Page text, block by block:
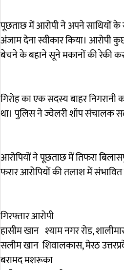
पूछताछ में आरोपी ने अपने साथियों के
अंजाम देना स्वीकार किया। आरोपी
बेचने के बहाने सूने मकानों की रेकी
गिरोह का एक सदस्य बाहर
था। पुलिस ने ज्वेलरी शॉप संचालक
आरोपियों ने पूछताछ में तिफरा
फरार आरोपियों की तलाश में संभावित
गिरफ्तार आरोपी
हासीम खान श्याम नगर रोड,
सलीम खान शिवालकास, मेरठ
बरामद मशरूका